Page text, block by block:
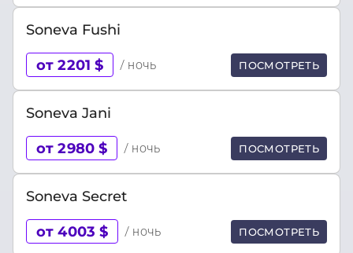
Soneva Fushi
от 2201 $ / ночь ПОСМОТРЕТЬ
Soneva Jani
от 2980 $ / ночь ПОСМОТРЕТЬ
Soneva Secret
от 4003 $ / ночь ПОСМОТРЕТЬ